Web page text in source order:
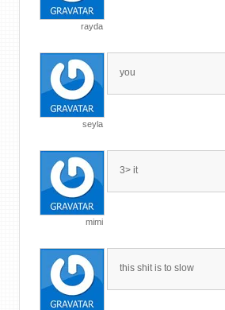
rayda
seyla
you
mimi
3> it
this shit is to slow